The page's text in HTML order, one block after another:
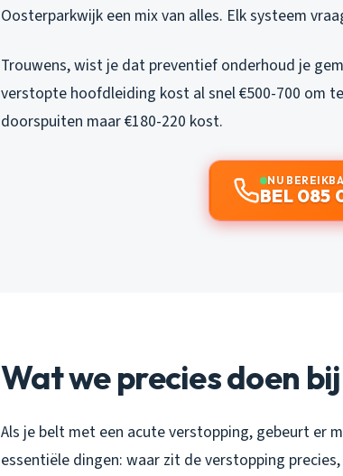
Oosterparkwijk een mix van alles. Elk systeem
Trouwens, wist je dat preventief onderhoud je
verstopte hoofdleiding kost al snel €500-700 om
doorspuiten maar €180-220 kost.
NU
BEL 085
Wat we precies doen
Als je belt met een acute verstopping, gebeurt er
essentiële dingen: waar zit de verstopping